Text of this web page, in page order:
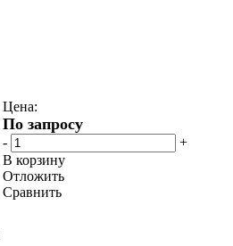
Цена:
По запросу
-
+
В корзину
Отложить
Сравнить